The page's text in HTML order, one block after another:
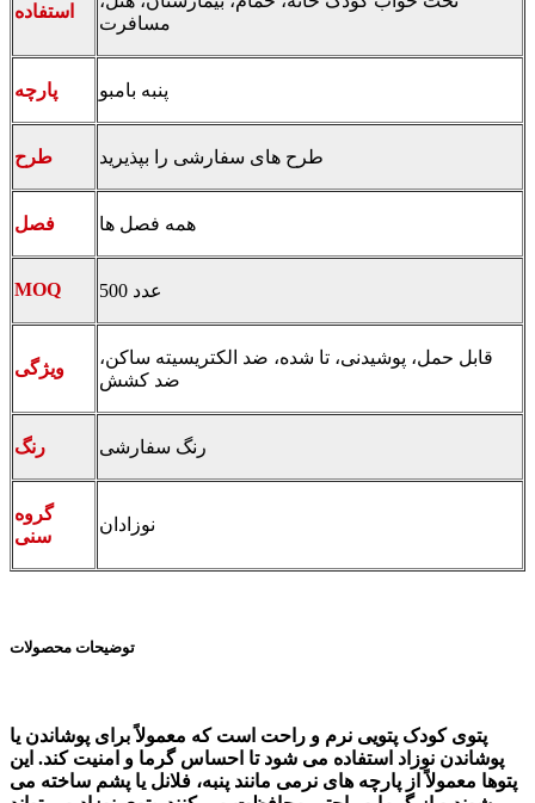
استفاده
مسافرت
پارچه پنبه بامبو
طرح طرح های سفارشی را بپذیرید
فصل همه فصل ها
MOQ 500 عدد
ویژگی
قابل حمل، پوشیدنی، تا شده، ضد الکتریسیته ساکن،
ضد کشش
رنگ رنگ سفارشی
گروه
سنی
نوزادان
توضیحات محصولات
پتوی کودک پتویی نرم و راحت است که معمولاً برای پوشاندن یا
پوشاندن نوزاد استفاده می شود تا احساس گرما و امنیت کند. این
پتوها معمولاً از پارچه های نرمی مانند پنبه، فلانل یا پشم ساخته می